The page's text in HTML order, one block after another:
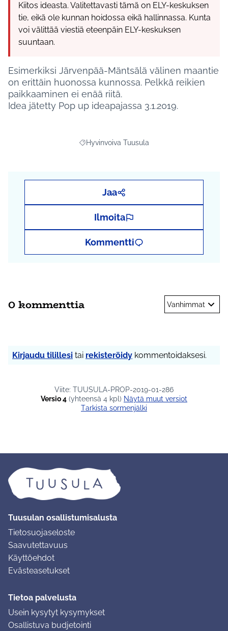
Kiitos ideasta. Valitettavasti tämä on ELY-keskuksen
tie, eikä ole kunnan hoidossa eikä hallinnassa. Kunta
voi välittää viestiä eteenpäin ELY-keskuksen
suuntaan.
Esimerkiksi Järvenpää-Mäntsälä välinen maantie
on erittäin huonossa kunnossa. Pelkkä reikien
paikkaaminen ei enää riitä.
Idea jätetty Pop up ideapajassa 3.1.2019.
Rajaa tulokset aihepiirin mukaan: Hyvinvoiva
Hyvinvoiva Tuusula
Jaa
Ilmoita
Kommentti
0 kommenttia Vanhimmat
Kirjaudu tilillesi tai rekisteröidy kommentoidaksesi.
Viite: TUUSULA-PROP-2019-01-286
Versio 4 (yhteensä 4 kpl)
näytä muut versiot
Tarkista sormenjälki
Tuusulan osallistumisalusta
Tietosuojaseloste
Saavutettavuus
Käyttöehdot
Evästeasetukset
Tietoa palvelusta
Usein kysytyt kysymykset
Osallistuva budjetointi